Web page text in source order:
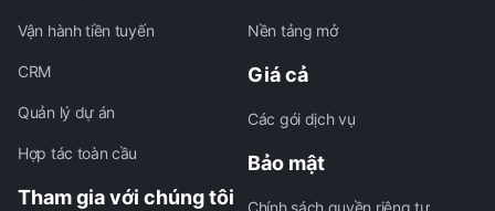
Vận hành tiền tuyến
CRM
Quản lý dự án
Hợp tác toàn cầu
Tham gia với chúng tôi
Nền tảng mở
Giá cả
Các gói dịch vụ
Bảo mật
Chính sách quyền riêng tư